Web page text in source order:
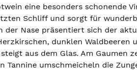
eine besonders schonende
Schliff und sorgt für
Nase präsentiert sich der
dunklen Waldbeeren
aus dem Glas. Am Gaumen
umschmeicheln die